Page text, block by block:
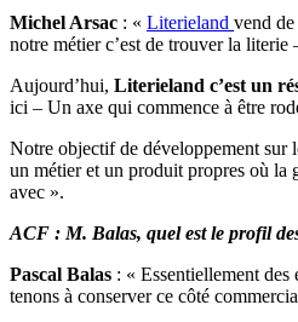
Michel Arsac : « Literieland vend
notre métier c’est de trouver la
Aujourd’hui, Literieland c’est un
ici – Un axe qui commence à être
Notre objectif de développement sur
un métier et un produit propres où la
avec ».
ACF : M. Balas, quel est le profil
Pascal Balas : « Essentiellement des
tenons à conserver ce côté